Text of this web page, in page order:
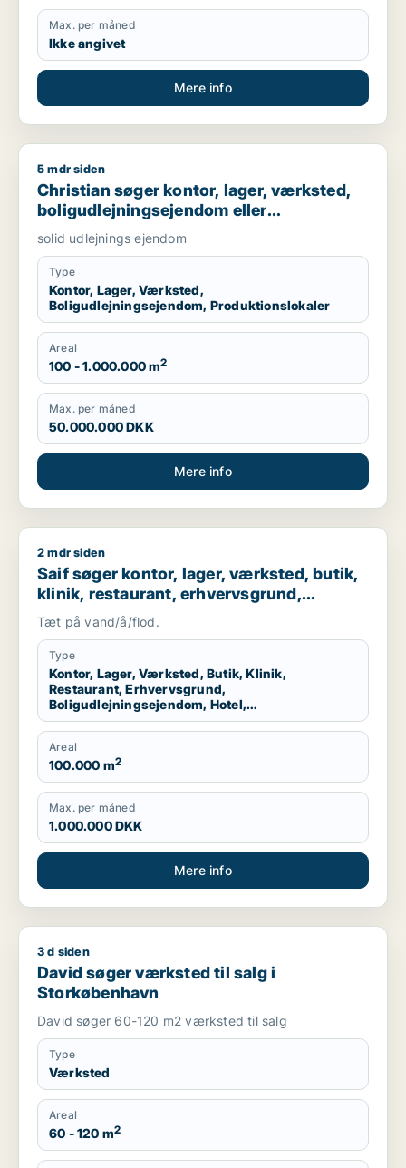
Max. per måned
Ikke angivet
Mere info
Christian søger kontor, lager, værksted,
5 mdr siden
Christian søger kontor, lager, værksted,
boligudlejningsejendom eller
produktionslokaler til salg i Nordsjælland,
Roskilde eller Holbæk
solid udlejnings ejendom
Type
Kontor, Lager, Værksted,
Boligudlejningsejendom, Produktionslokaler
Areal
100 - 1.000.000 m2
Max. per måned
50.000.000 DKK
Mere info
Saif søger kontor, lager, værksted, butik, klinik, restaurant,
2 mdr siden
Saif søger kontor, lager, værksted, butik,
klinik, restaurant, erhvervsgrund,
boligudlejningsejendom, hotel,
produktionslokaler eller garage til salg i
Storkøbenhavn
Tæt på vand/å/flod.
Type
Kontor, Lager, Værksted, Butik, Klinik,
Restaurant, Erhvervsgrund,
Boligudlejningsejendom, Hotel,
Produktionslokaler, Garage
Areal
100.000 m2
Max. per måned
1.000.000 DKK
Mere info
David søger værksted til salg i Storkøbenhavn
3 d siden
David søger værksted til salg i
Storkøbenhavn
David søger 60-120 m2 værksted til salg
Type
Værksted
Areal
60 - 120 m2